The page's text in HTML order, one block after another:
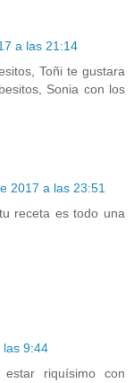
a las 21:14
Toñi te gustara
Sonia con los
2017 a las 23:51
receta es todo una
las 9:44
riquísimo con